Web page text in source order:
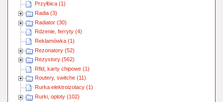
Przyłbica (1)
Radia (3)
Radiator (30)
Rdzenie, ferryty (4)
Reklamówka (1)
Rezonatory (52)
Rezystory (562)
Rfid, karty chipowe (1)
Routery, switche (11)
Rurka elektroizolacy (1)
Rurki, oploty (102)